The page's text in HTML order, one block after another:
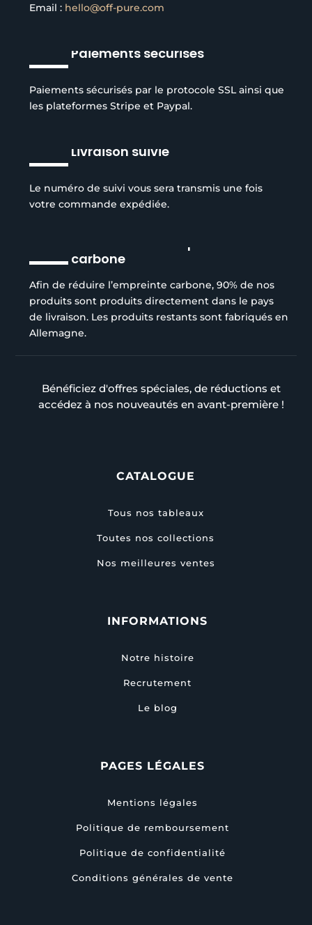
Email : hello@off-pure.com
Paiements sécurisés
Paiements sécurisés par le protocole SSL ainsi que
les plateformes Stripe et Paypal.
Livraison suivie
Le numéro de suivi vous sera transmis une fois
votre commande expédiée.
carbone
Afin de réduire l’empreinte carbone, 90% de nos
produits sont produits directement dans le pays
de livraison. Les produits restants sont fabriqués en
Allemagne.
Bénéficiez d'offres spéciales, de réductions et
accédez à nos nouveautés en avant-première !
CATALOGUE
Tous nos tableaux
Toutes nos collections
Nos meilleures ventes
INFORMATIONS
Notre histoire
Recrutement
Le blog
PAGES LÉGALES
Mentions légales
Politique de remboursement
Politique de confidentialité
Conditions générales de vente